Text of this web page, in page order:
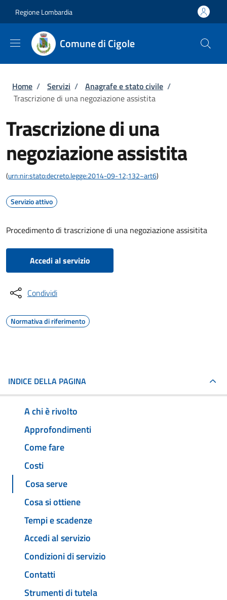
Regione Lombardia
Comune di Cigole
Briciole di pane
Home / Servizi / Anagrafe e stato civile /
Trascrizione di una negoziazione assistita
Trascrizione di una
negoziazione assistita
(urn:nir:stato:decreto.legge:2014-09-12;132~art6)
Servizio attivo
Procedimento di trascrizione di una negoziazione assisitita
Accedi al servizio
Condividi
Normativa di riferimento
INDICE DELLA PAGINA
A chi è rivolto
Approfondimenti
Come fare
Costi
Cosa serve
Cosa si ottiene
Tempi e scadenze
Accedi al servizio
Condizioni di servizio
Contatti
Strumenti di tutela